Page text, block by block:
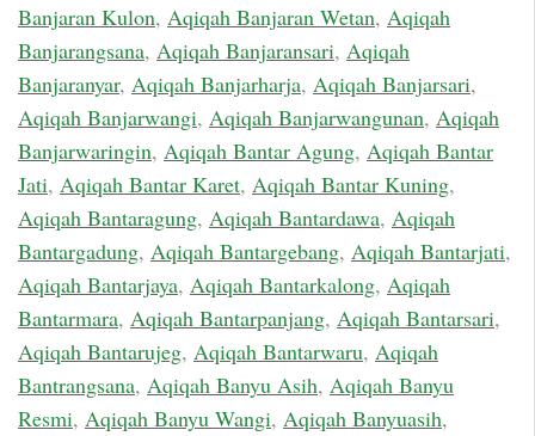
Banjaran Kulon, Aqiqah Banjaran Wetan, Aqiqah
Banjarangsana, Aqiqah Banjaransari, Aqiqah
Banjaranyar, Aqiqah Banjarharja, Aqiqah Banjarsari,
Aqiqah Banjarwangi, Aqiqah Banjarwangunan, Aqiqah
Banjarwaringin, Aqiqah Bantar Agung, Aqiqah Bantar
Jati, Aqiqah Bantar Karet, Aqiqah Bantar Kuning,
Aqiqah Bantaragung, Aqiqah Bantardawa, Aqiqah
Bantargadung, Aqiqah Bantargebang, Aqiqah Bantarjati,
Aqiqah Bantarjaya, Aqiqah Bantarkalong, Aqiqah
Bantarmara, Aqiqah Bantarpanjang, Aqiqah Bantarsari,
Aqiqah Bantarujeg, Aqiqah Bantarwaru, Aqiqah
Bantrangsana, Aqiqah Banyu Asih, Aqiqah Banyu
Resmi, Aqiqah Banyu Wangi, Aqiqah Banyuasih,